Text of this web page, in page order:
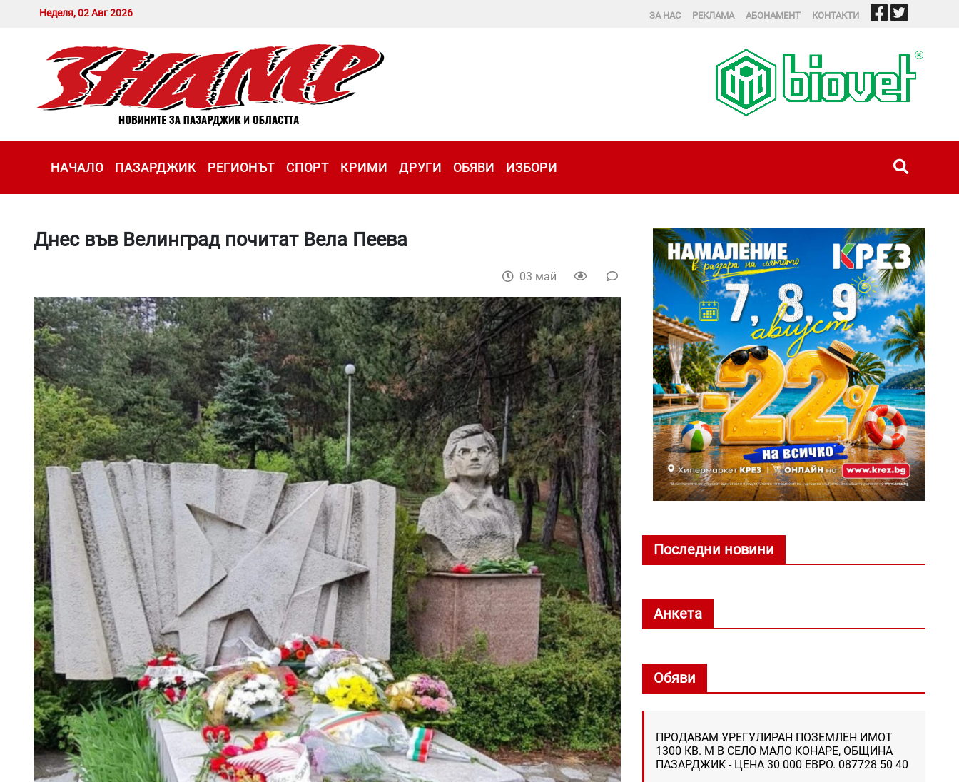
Неделя, 02 Авг 2026 ЗА НАС РЕКЛАМА АБОНАМЕНТ КОНТАКТИ
НАЧАЛО ПАЗАРДЖИК РЕГИОНЪТ СПОРТ КРИМИ ДРУГИ ОБЯВИ ИЗБОРИ
Днес във Велинград почитат Вела Пеева
03 май
Последни новини
Анкета
Обяви
ПРОДАВАМ УРЕГУЛИРАН ПОЗЕМЛЕН ИМОТ
1300 КВ. М В СЕЛО МАЛО КОНАРЕ, ОБЩИНА
ПАЗАРДЖИК - ЦЕНА 30 000 ЕВРО. 087728 50 40